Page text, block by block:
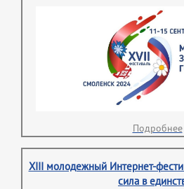
Подробнее
XIII молодежный Интернет-
сила в